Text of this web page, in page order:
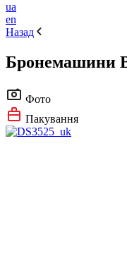
ua
en
Назад
Бронемашини
Фото
Пакування